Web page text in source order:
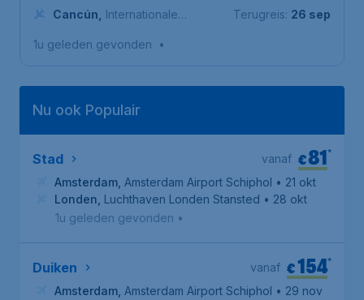
Airport Schiphol
Cancún
Internationale
Terugreis: 26 sep
1u geleden gevonden •
Nu ook Populair
Stad €81*
vanaf
Amsterdam Amsterdam Airport Schiphol • 21 okt
Londen Luchthaven Londen Stansted • 28 okt
1u geleden gevonden •
Duiken €154*
vanaf
Amsterdam Amsterdam Airport Schiphol • 29 nov